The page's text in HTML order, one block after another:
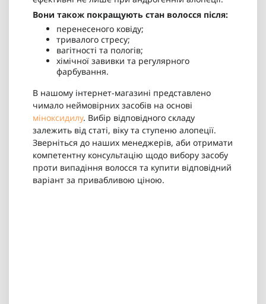
Вони також покращують стан волосся після:
перенесеного ковіду;
тривалого стресу;
вагітності та пологів;
хімічної завивки та регулярного
фарбування.
В нашому інтернет-магазині представлено
чимало неймовірних засобів на основі
міноксидилу. Вибір відповідного складу
залежить від статі, віку та ступеню алопеції.
Зверніться до наших менеджерів, аби отримати
компетентну консультацію щодо вибору засобу
проти випадіння волосся та купити відповідний
варіант за привабливою ціною.